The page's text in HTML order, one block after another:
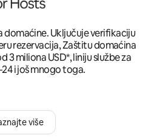
domaćine. Uključuje verifikaciju
rezervacija, Zaštitu domaćina
3 miliona USD*, liniju službe za
i još mnogo toga.
više